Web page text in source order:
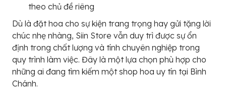
theo chủ đề riêng
Dù là đặt hoa cho sự kiện trang trọng hay gửi tặng lời
chúc nhẹ nhàng, Siin Store vẫn duy trì được sự ổn
định trong chất lượng và tính chuyên nghiệp trong
quy trình làm việc. Đây là một lựa chọn phù hợp cho
những ai đang tìm kiếm một shop hoa uy tín tại Bình
Chánh.